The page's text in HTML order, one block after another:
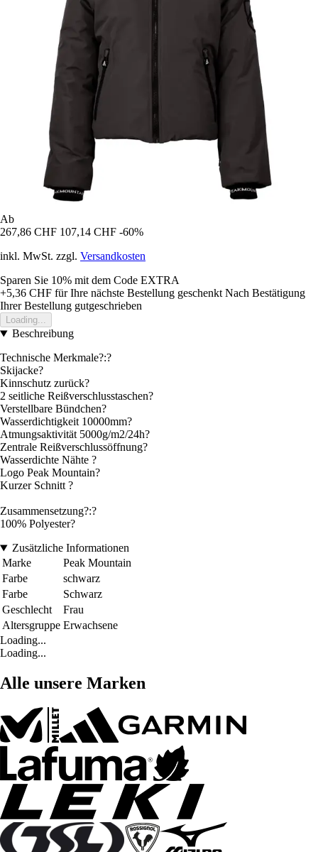
Ab
267,86 CHF 107,14 CHF -60%
inkl. MwSt. zzgl. Versandkosten
Sparen Sie 10% mit dem Code EXTRA
+5,36 CHF für Ihre nächste Bestellung geschenkt Nach Bestätigung
Ihrer Bestellung gutgeschrieben
Loading...
Beschreibung
Technische Merkmale?:?
Skijacke?
Kinnschutz zurück?
2 seitliche Reißverschlusstaschen?
Verstellbare Bündchen?
Wasserdichtigkeit 10000mm?
Atmungsaktivität 5000g/m2/24h?
Zentrale Reißverschlussöffnung?
Wasserdichte Nähte ?
Logo Peak Mountain?
Kurzer Schnitt ?
Zusammensetzung?:?
100% Polyester?
Zusätzliche Informationen
Marke
Peak Mountain
Farbe
schwarz
Farbe
Schwarz
Geschlecht
Frau
Altersgruppe Erwachsene
Loading...
Loading...
Alle unsere Marken